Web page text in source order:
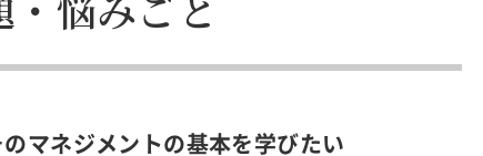
マネジメントの基本を学びたい